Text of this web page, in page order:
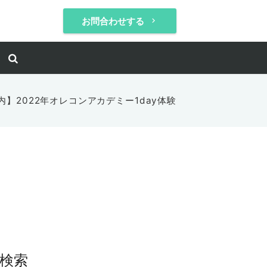
お問合わせする keyboard_arrow_right
】2022年オレコンアカデミー1day体験
検索